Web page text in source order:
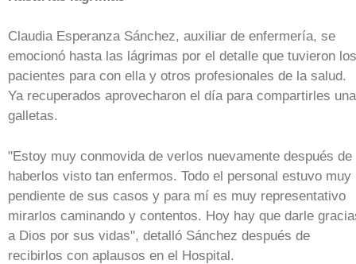
Claudia Esperanza Sánchez, auxiliar de enfermería, se
emocionó hasta las lágrimas por el detalle que tuvieron los
pacientes para con ella y otros profesionales de la salud.
Ya recuperados aprovecharon el día para compartirles
galletas.
"Estoy muy conmovida de verlos nuevamente después de
haberlos visto tan enfermos. Todo el personal estuvo muy
pendiente de sus casos y para mí es muy representativo
mirarlos caminando y contentos. Hoy hay que darle
a Dios por sus vidas", detalló Sánchez después de
recibirlos con aplausos en el Hospital.